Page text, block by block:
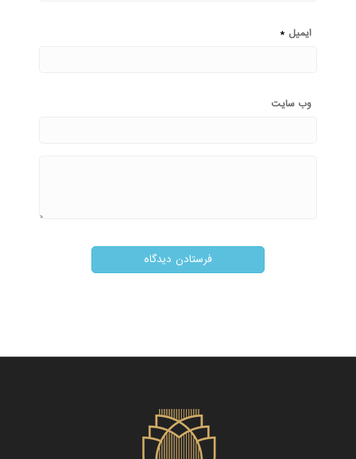
ایمیل *
وب‌ سایت